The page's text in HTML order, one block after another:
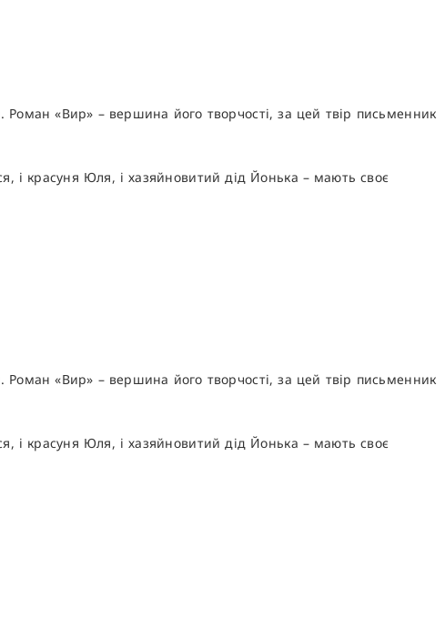
«Вир» – вершина його творчості, за цей твір письменник
і красуня Юля, і хазяйновитий дід Йонька – мають своє
«Вир» – вершина його творчості, за цей твір письменник
і красуня Юля, і хазяйновитий дід Йонька – мають своє